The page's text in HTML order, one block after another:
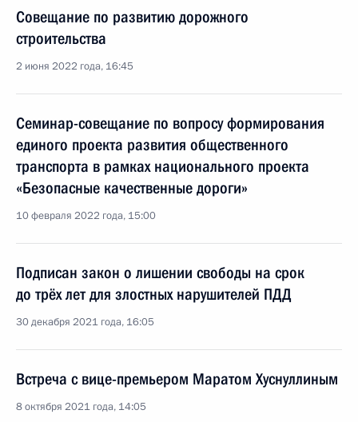
Совещание по развитию дорожного
строительства
2 июня 2022 года, 16:45
Семинар-совещание по вопросу формирования
единого проекта развития общественного
транспорта в рамках национального проекта
«Безопасные качественные дороги»
10 февраля 2022 года, 15:00
Подписан закон о лишении свободы на срок
до трёх лет для злостных нарушителей ПДД
30 декабря 2021 года, 16:05
Встреча с вице-премьером Маратом Хуснуллиным
8 октября 2021 года, 14:05